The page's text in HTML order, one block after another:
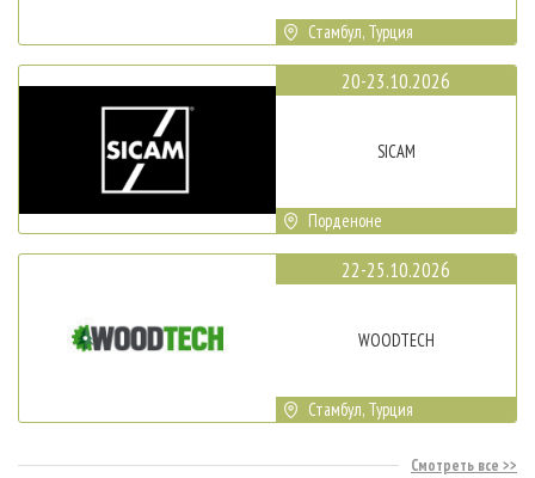
Стамбул, Турция
20-23.10.2026
SICAM
Порденоне
22-25.10.2026
WOODTECH
Стамбул, Турция
Смотреть все